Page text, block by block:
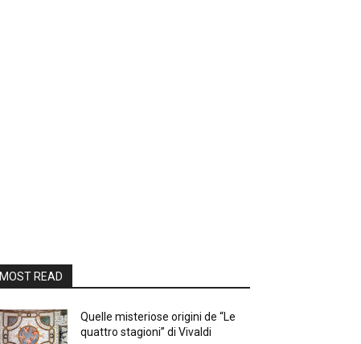
MOST READ
Quelle misteriose origini de “Le
quattro stagioni” di Vivaldi